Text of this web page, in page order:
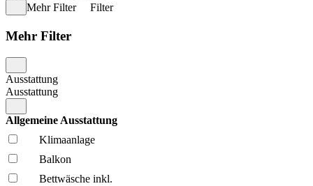
Mehr Filter
Filter
Mehr Filter
Ausstattung
Ausstattung
Allgemeine Ausstattung
Klima­anlage
Balkon
Bettwäsche inkl.